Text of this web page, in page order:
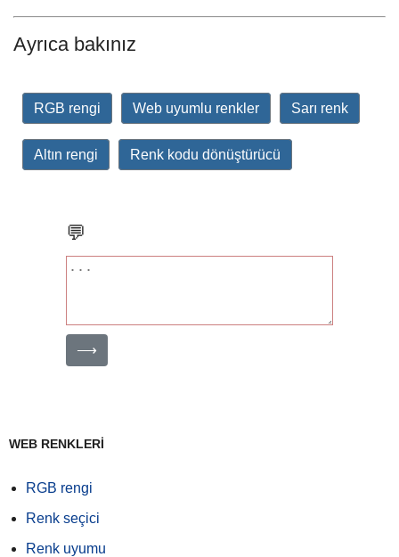
Ayrıca bakınız
RGB rengi Web uyumlu renkler Sarı renk
Altın rengi Renk kodu dönüştürücü
💬
⟶
WEB RENKLERİ
RGB rengi
Renk seçici
Renk uyumu